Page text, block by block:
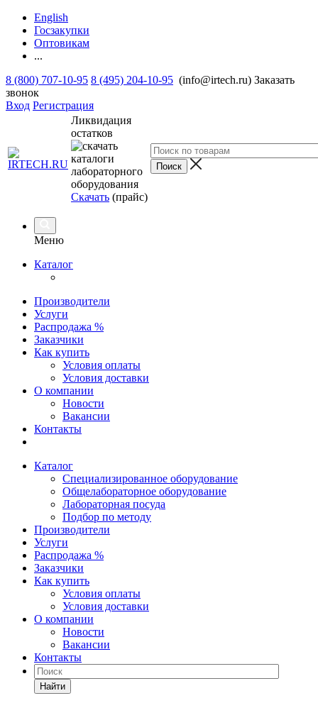
English
Госзакупки
Оптовикам
...
8 (800) 707-10-95 8 (495) 204-10-95 (info@irtech.ru) Заказать
звонок
Вход Регистрация
Ликвидация
остатков
Скачать (прайс)
Меню
Каталог
Производители
Услуги
Распродажа %
Заказчики
Как купить
Условия оплаты
Условия доставки
О компании
Новости
Вакансии
Контакты
Каталог
Специализированное оборудование
Общелабораторное оборудование
Лабораторная посуда
Подбор по методу
Производители
Услуги
Распродажа %
Заказчики
Как купить
Условия оплаты
Условия доставки
О компании
Новости
Вакансии
Контакты
Найти